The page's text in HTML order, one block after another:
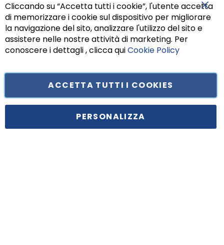
Principe di Piemonte 199, cap. 80026 Casoria (NA) - C.F. 05834470634 -
Cliccando su “Accetta tutti i cookie”, l'utente accetta
di memorizzare i cookie sul dispositivo per migliorare
la navigazione del sito, analizzare l'utilizzo del sito e
assistere nelle nostre attività di marketing. Per
conoscere i dettagli , clicca quiCookie Policy
ACCETTA TUTTI I COOKIES
PERSONALIZZA